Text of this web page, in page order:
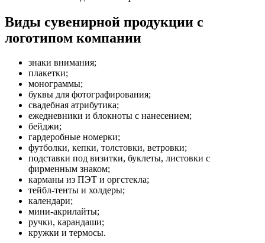
Виды сувенирной продукции с
логотипом компании
знаки внимания;
плакетки;
монограммы;
буквы для фотографирования;
свадебная атрибутика;
ежедневники и блокноты с нанесением;
бейджи;
гардеробные номерки;
футболки, кепки, толстовки, ветровки;
подставки под визитки, буклеты, листовки с
фирменным знаком;
карманы из ПЭТ и оргстекла;
тейбл-тенты и холдеры;
календари;
мини-акрилайты;
ручки, карандаши;
кружки и термосы.